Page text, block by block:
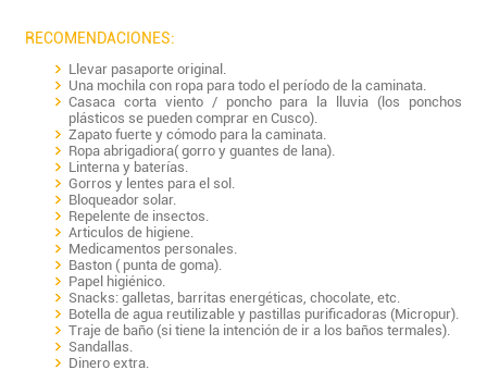
RECOMENDACIONES:
Llevar pasaporte original.
Una mochila con ropa para todo el período de la caminata.
Casaca corta viento / poncho para la lluvia (los ponchos
plásticos se pueden comprar en Cusco).
Zapato fuerte y cómodo para la caminata.
Ropa abrigadiora( gorro y guantes de lana).
Linterna y baterías.
Gorros y lentes para el sol.
Bloqueador solar.
Repelente de insectos.
Articulos de higiene.
Medicamentos personales.
Baston ( punta de goma).
Papel higiénico.
Snacks: galletas, barritas energéticas, chocolate, etc.
Botella de agua reutilizable y pastillas purificadoras (Micropur).
Traje de baño (si tiene la intención de ir a los baños termales).
Sandallas.
Dinero extra.